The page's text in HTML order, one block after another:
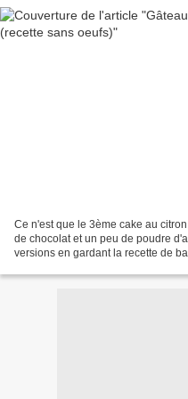
Ce n'est que le 3ème cake au
de chocolat et un peu de poudre
versions en gardant la recette de